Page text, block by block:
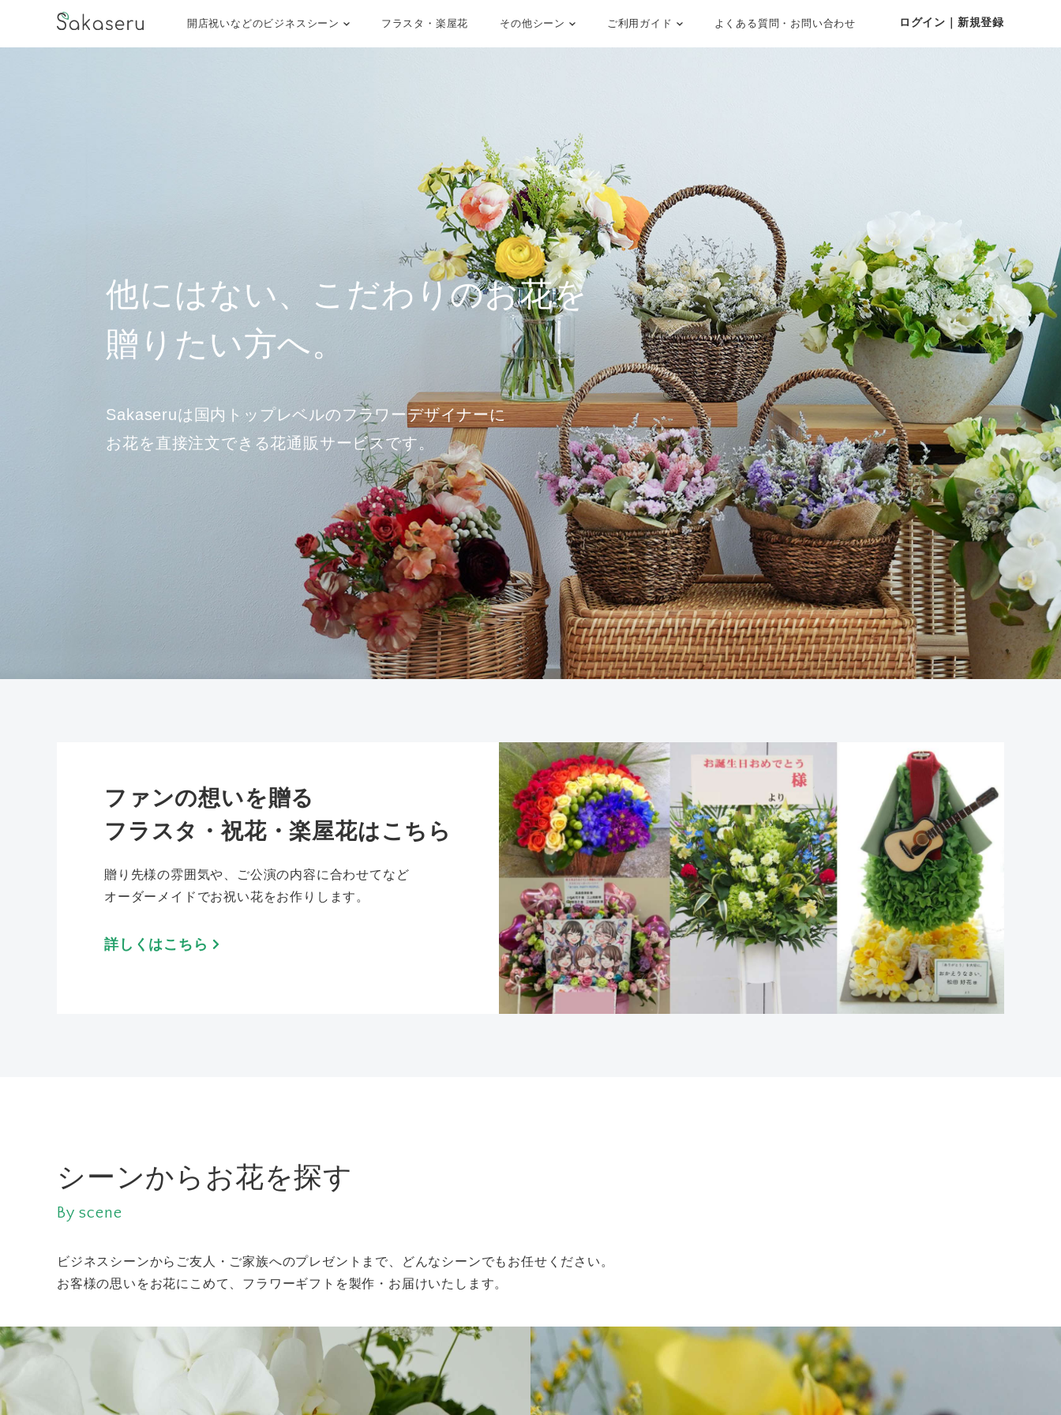
開店祝いなどのビジネスシーン フラスタ・楽屋花 その他シーン ご利用ガイド よくある質問・お問い合わせ ログイン｜新規登録
他にはない、 こだわりのお花を
贈りたい方へ。
Sakaseruは国内トップレベルのフラワーデザイナーに
お花を直接注文できる花通販サービスです。
ファンの想いを贈る
フラスタ・祝花・楽屋花はこちら
贈り先様の雰囲気や、ご公演の内容に合わせてなど
オーダーメイドでお祝い花をお作りします。
詳しくはこちら
シーンからお花を探す
By scene
ビジネスシーンからご友人・ご家族へのプレゼントまで、どんなシーンでもお任せください。
お客様の思いをお花にこめて、フラワーギフトを製作・お届けいたします。